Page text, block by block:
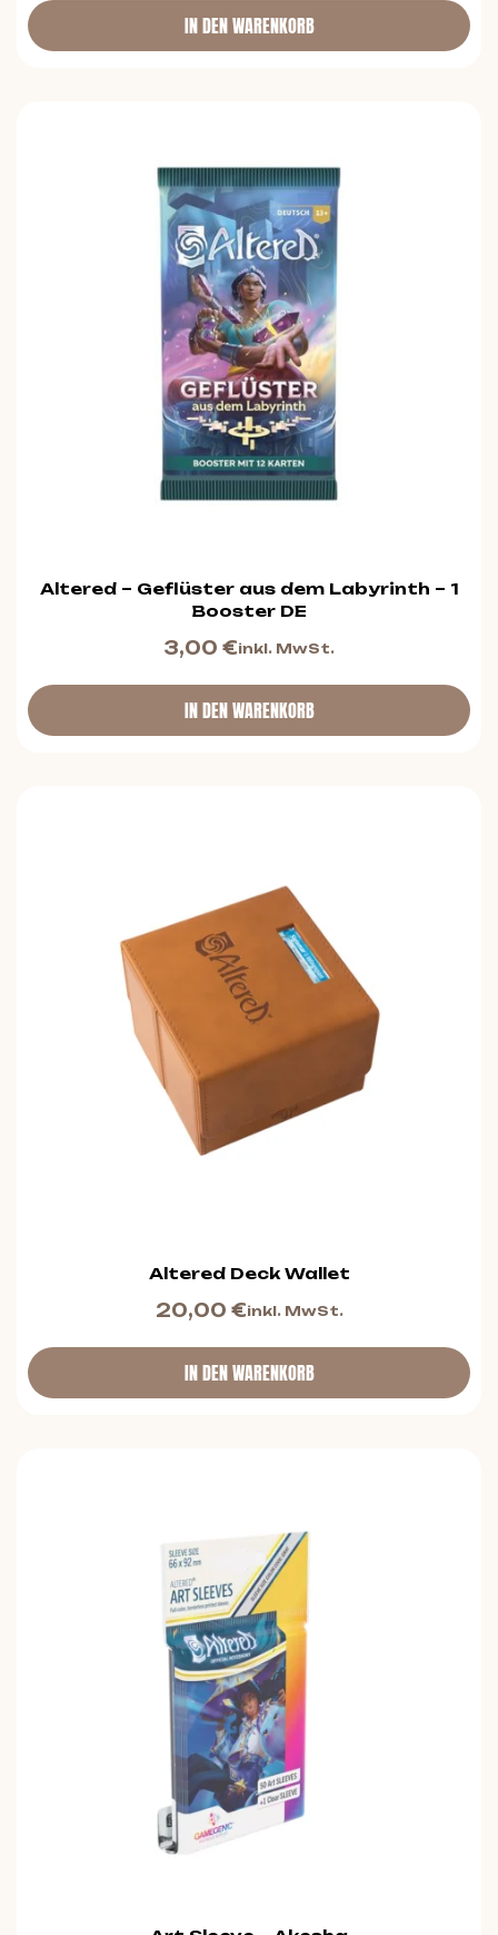
IN DEN WARENKORB
Altered – Geflüster aus dem Labyrinth – 1
Booster DE
3,00 €inkl. MwSt.
IN DEN WARENKORB
Altered Deck Wallet
20,00 €inkl. MwSt.
IN DEN WARENKORB